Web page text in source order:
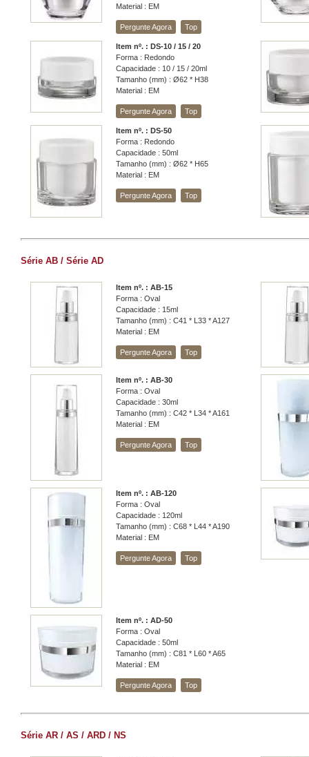
Material : EM
Pergunte Agora Top
Item nº. : DS-10 / 15 / 20
Forma : Redondo
Capacidade : 10 / 15 / 20ml
Tamanho (mm) : Ø62 * H38
Material : EM
Pergunte Agora Top
Item nº. : DS-50
Forma : Redondo
Capacidade : 50ml
Tamanho (mm) : Ø62 * H65
Material : EM
Pergunte Agora Top
Série AB / Série AD
Item nº. : AB-15
Forma : Oval
Capacidade : 15ml
Tamanho (mm) : C41 * L33 * A127
Material : EM
Pergunte Agora Top
Item nº. : AB-30
Forma : Oval
Capacidade : 30ml
Tamanho (mm) : C42 * L34 * A161
Material : EM
Pergunte Agora Top
Item nº. : AB-120
Forma : Oval
Capacidade : 120ml
Tamanho (mm) : C68 * L44 * A190
Material : EM
Pergunte Agora Top
Item nº. : AD-50
Forma : Oval
Capacidade : 50ml
Tamanho (mm) : C81 * L60 * A65
Material : EM
Pergunte Agora Top
Série AR / AS / ARD / NS